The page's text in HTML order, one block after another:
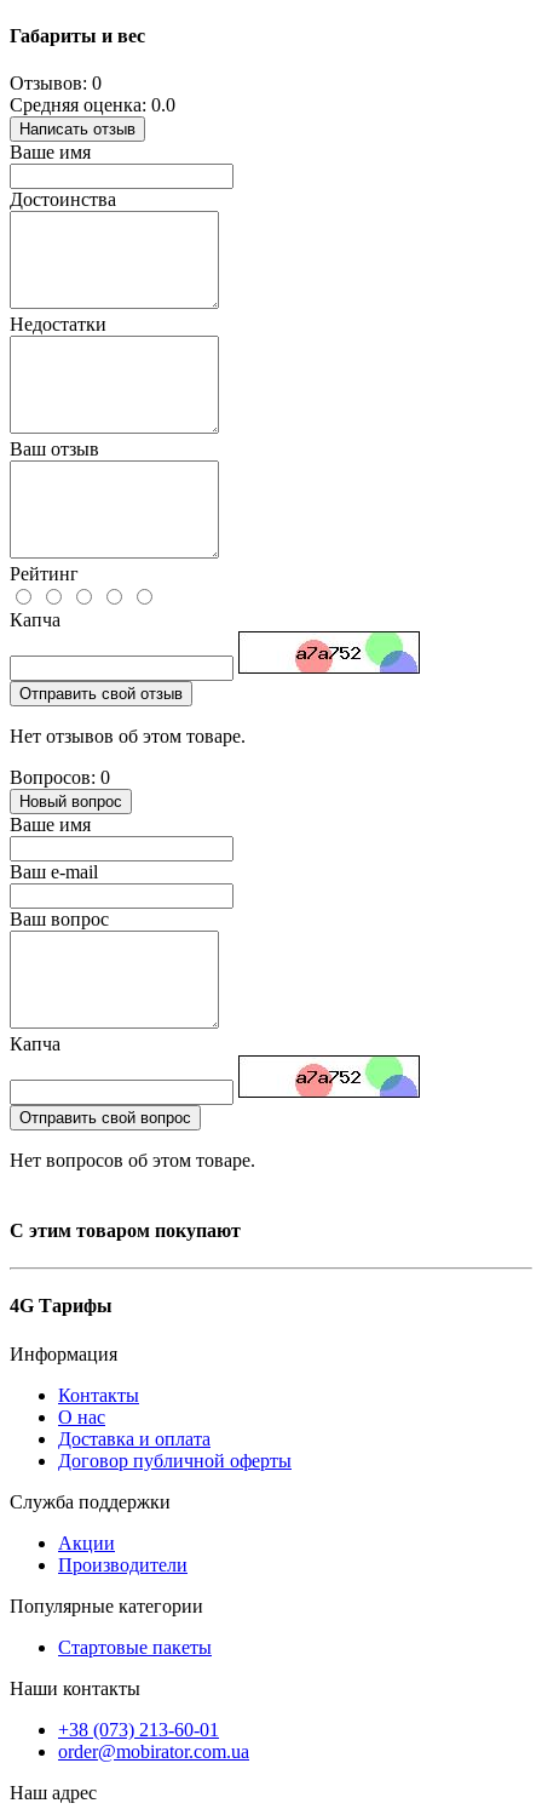
Габариты и вес
Отзывов: 0
Средняя оценка: 0.0
Написать отзыв
Ваше имя
Достоинства
Недостатки
Ваш отзыв
Рейтинг
Капча
Отправить свой отзыв
Нет отзывов об этом товаре.
Вопросов: 0
Новый вопрос
Ваше имя
Ваш e-mail
Ваш вопрос
Капча
Отправить свой вопрос
Нет вопросов об этом товаре.
С этим товаром покупают
4G Тарифы
Информация
Контакты
О нас
Доставка и оплата
Договор публичной оферты
Служба поддержки
Акции
Производители
Популярные категории
Стартовые пакеты
Наши контакты
+38 (073) 213-60-01
order@mobirator.com.ua
Наш адрес